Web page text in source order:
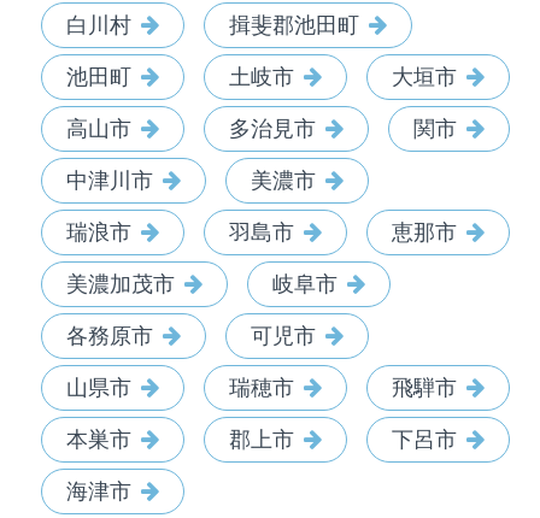
白川村 揖斐郡池田町
池田町 土岐市 大垣市
高山市 多治見市 関市
中津川市 美濃市
瑞浪市 羽島市 恵那市
美濃加茂市 岐阜市
各務原市 可児市
山県市 瑞穂市 飛騨市
本巣市 郡上市 下呂市
海津市